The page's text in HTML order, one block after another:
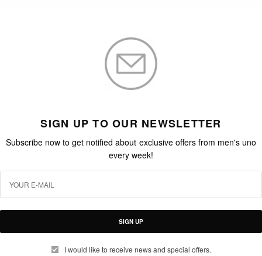
SIGN UP TO OUR NEWSLETTER
Subscribe now to get notified about exclusive offers from men's uno
every week!
SIGN UP
I would like to receive news and special offers.